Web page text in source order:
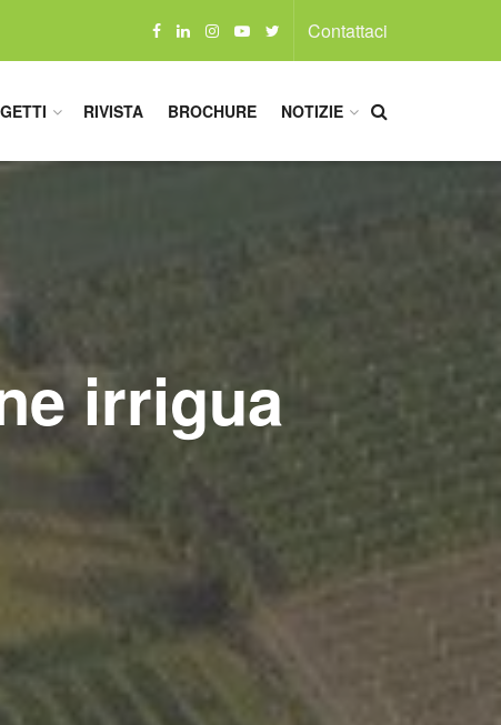
Contattaci
RIVISTA BROCHURE NOTIZIE
irrigua